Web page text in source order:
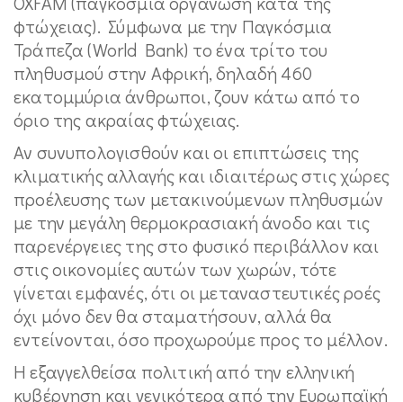
φτώχειας). Σύμφωνα με την Παγκόσμια
Τράπεζα (World Bank) το ένα τρίτο του
πληθυσμού στην Αφρική, δηλαδή 460
εκατομμύρια άνθρωποι, ζουν κάτω από το
όριο της ακραίας φτώχειας.
Αν συνυπολογισθούν και οι επιπτώσεις της
κλιματικής αλλαγής και ιδιαιτέρως στις χώρες
προέλευσης των μετακινούμενων πληθυσμών
με την μεγάλη θερμοκρασιακή άνοδο και τις
παρενέργειες της στο φυσικό περιβάλλον και
στις οικονομίες αυτών των χωρών, τότε
γίνεται εμφανές, ότι οι μεταναστευτικές ροές
όχι μόνο δεν θα σταματήσουν, αλλά θα
εντείνονται, όσο προχωρούμε προς το μέλλον.
Η εξαγγελθείσα πολιτική από την ελληνική
κυβέρνηση και γενικότερα από την Ευρωπαϊκή